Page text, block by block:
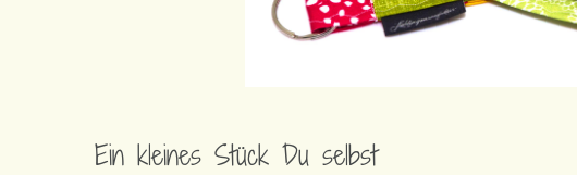
Ein kleines Stück Du selbst